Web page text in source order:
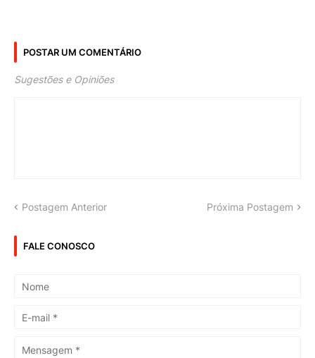
POSTAR UM COMENTÁRIO
Sugestões e Opiniões
Postagem Anterior Próxima Postagem
FALE CONOSCO